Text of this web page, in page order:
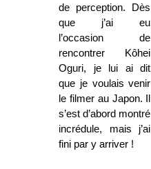
de perception. Dès
que j’ai eu
l’occasion de
rencontrer Kôhei
Oguri, je lui ai dit
que je voulais venir
le filmer au Japon. Il
s’est d’abord montré
incrédule, mais j’ai
fini par y arriver !